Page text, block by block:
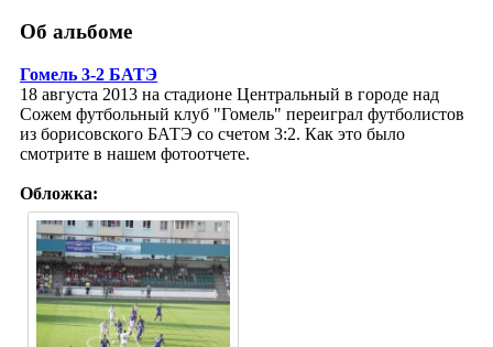
Об альбоме
Гомель 3-2 БАТЭ
18 августа 2013 на стадионе Центральный в городе над
Сожем футбольный клуб "Гомель" переиграл футболистов
из борисовского БАТЭ со счетом 3:2. Как это было
смотрите в нашем фотоотчете.
Обложка: